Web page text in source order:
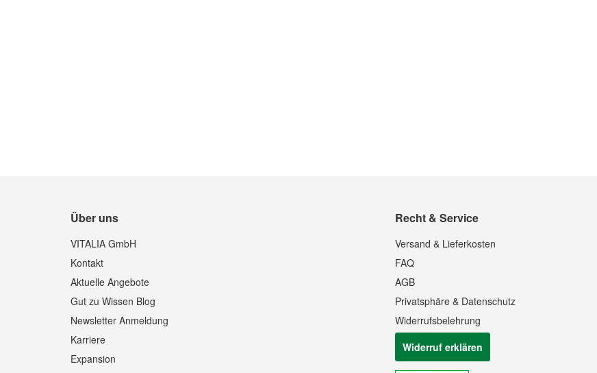
Über uns
VITALIA GmbH
Kontakt
Aktuelle Angebote
Gut zu Wissen Blog
Newsletter Anmeldung
Karriere
Expansion
Recht & Service
Versand & Lieferkosten
FAQ
AGB
Privatsphäre & Datenschutz
Widerrufsbelehrung
Widerruf erklären